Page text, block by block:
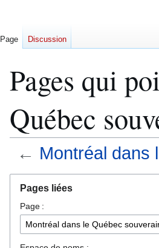
Pages qui
Québec
← Montréal dans
navigation
recherche
Pages liées
Page :
Page Discussion